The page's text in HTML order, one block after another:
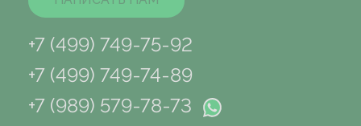
+7 (499) 749-75-92
+7 (499) 749-74-89
+7 (989) 579-78-73